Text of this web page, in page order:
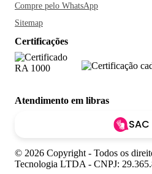
Compre pelo WhatsApp
Sitemap
Certificações
Atendimento em libras
© 2026 Copyright - Todos os
Tecnologia LTDA - CNPJ: